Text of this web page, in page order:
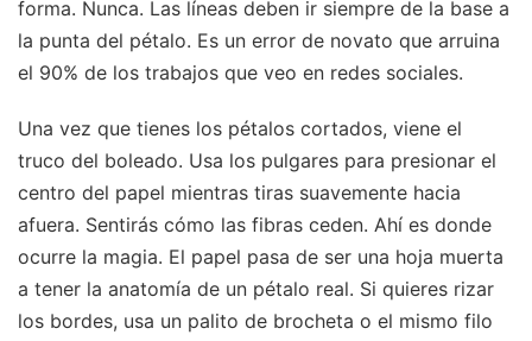
forma. Nunca. Las líneas deben ir siempre de la base a
la punta del pétalo. Es un error de novato que arruina
el 90% de los trabajos que veo en redes sociales.
Una vez que tienes los pétalos cortados, viene el
truco del boleado. Usa los pulgares para presionar el
centro del papel mientras tiras suavemente hacia
afuera. Sentirás cómo las fibras ceden. Ahí es donde
ocurre la magia. El papel pasa de ser una hoja muerta
a tener la anatomía de un pétalo real. Si quieres rizar
los bordes, usa un palito de brocheta o el mismo filo